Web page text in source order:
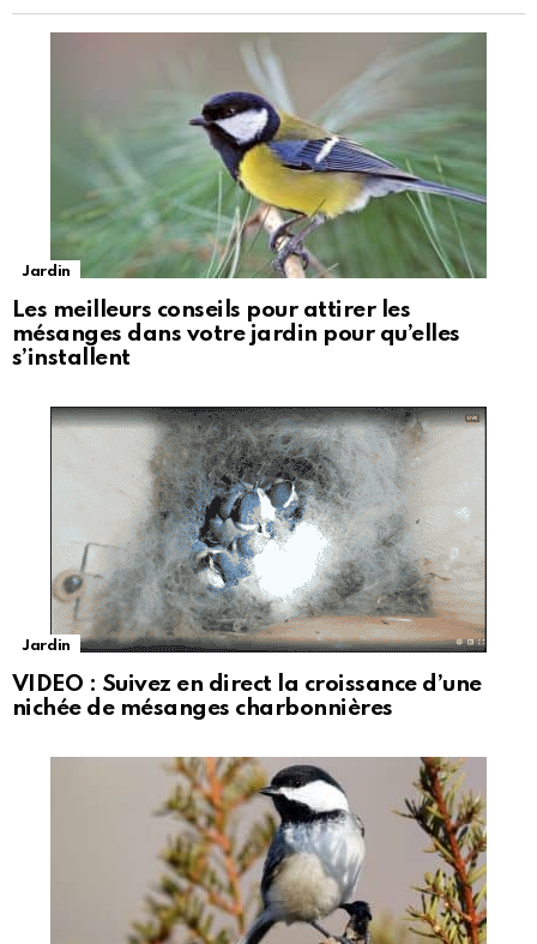
Jardin
Les meilleurs conseils pour attirer les
mésanges dans votre jardin pour qu’elles
s’installent
Jardin
VIDEO : Suivez en direct la croissance d’une
nichée de mésanges charbonnières